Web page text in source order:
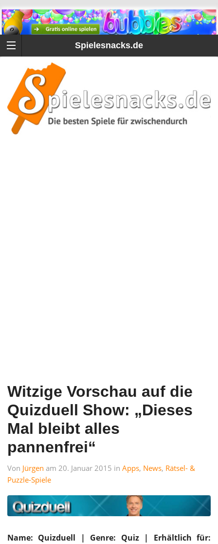
Spielesnacks.de
Witzige Vorschau auf die
Quizduell Show: „Dieses
Mal bleibt alles
pannenfrei“
Von Jürgen am 20. Januar 2015 in Apps, News, Rätsel- &
Puzzle-Spiele
Name: Quizduell | Genre: Quiz | Erhältlich für: